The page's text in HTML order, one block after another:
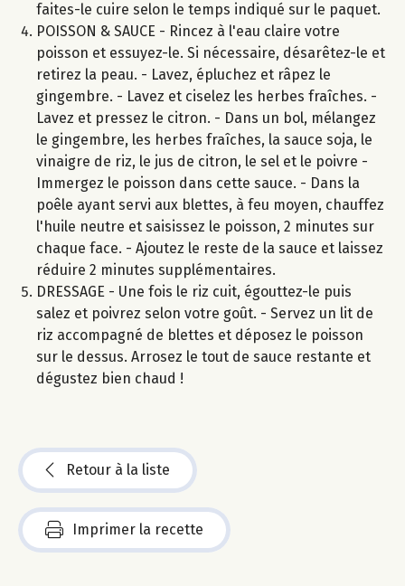
faites-le cuire selon le temps indiqué sur le paquet.
POISSON & SAUCE - Rincez à l'eau claire votre
poisson et essuyez-le. Si nécessaire, désarêtez-le et
retirez la peau. - Lavez, épluchez et râpez le
gingembre. - Lavez et ciselez les herbes fraîches. -
Lavez et pressez le citron. - Dans un bol, mélangez
le gingembre, les herbes fraîches, la sauce soja, le
vinaigre de riz, le jus de citron, le sel et le poivre -
Immergez le poisson dans cette sauce. - Dans la
poêle ayant servi aux blettes, à feu moyen, chauffez
l'huile neutre et saisissez le poisson, 2 minutes sur
chaque face. - Ajoutez le reste de la sauce et laissez
réduire 2 minutes supplémentaires.
DRESSAGE - Une fois le riz cuit, égouttez-le puis
salez et poivrez selon votre goût. - Servez un lit de
riz accompagné de blettes et déposez le poisson
sur le dessus. Arrosez le tout de sauce restante et
dégustez bien chaud !
Retour à la liste
Imprimer la recette